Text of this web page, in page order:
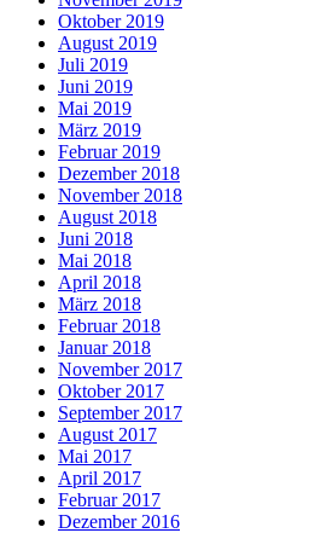
Oktober 2019
August 2019
Juli 2019
Juni 2019
Mai 2019
März 2019
Februar 2019
Dezember 2018
November 2018
August 2018
Juni 2018
Mai 2018
April 2018
März 2018
Februar 2018
Januar 2018
November 2017
Oktober 2017
September 2017
August 2017
Mai 2017
April 2017
Februar 2017
Dezember 2016